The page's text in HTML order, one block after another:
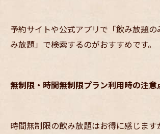
予約サイトや公式アプリで「飲み放題
み放題」で検索するのがおすすめです。
無制限・時間無制限プラン利用時の注意
時間無制限の飲み放題はお得に感じま